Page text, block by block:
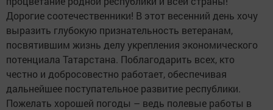
Дорогие соотечественники! В этот весенний день хочу
выразить глубокую признательность ветеранам,
посвятившим жизнь делу укрепления экономического
потенциала Татарстана. Поблагодарить всех, кто
честно и добросовестно работает, обеспечивая
дальнейшее поступательное развитие республики.
Пожелать хорошей погоды – ведь полевые работы в